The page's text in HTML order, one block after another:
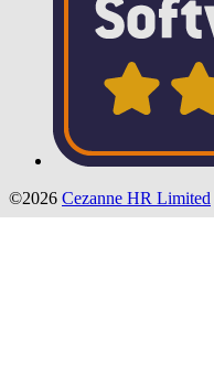
©2026 Cezanne HR Limited